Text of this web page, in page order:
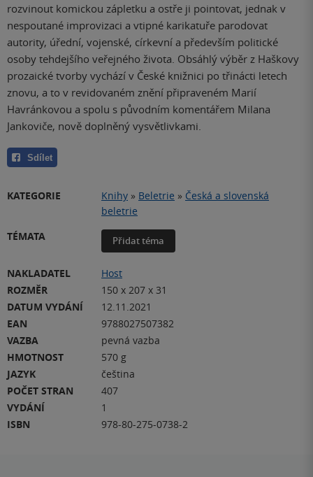
rozvinout komickou zápletku a ostře ji pointovat, jednak v
nespoutané improvizaci a vtipné karikatuře parodovat
autority, úřední, vojenské, církevní a především politické
osoby tehdejšího veřejného života. Obsáhlý výběr z Haškovy
prozaické tvorby vychází v České knižnici po třinácti letech
znovu, a to v revidovaném znění připraveném Marií
Havránkovou a spolu s původním komentářem Milana
Jankoviče, nově doplněný vysvětlivkami.
Sdílet
KATEGORIE Knihy » Beletrie » Česká a slovenská
beletrie
TÉMATA
Přidat téma
NAKLADATEL
Host
ROZMĚR
150 x 207 x 31
DATUM VYDÁNÍ
12.11.2021
EAN
9788027507382
VAZBA
pevná vazba
HMOTNOST
570 g
JAZYK
čeština
POČET STRAN
407
VYDÁNÍ
1
ISBN
978-80-275-0738-2